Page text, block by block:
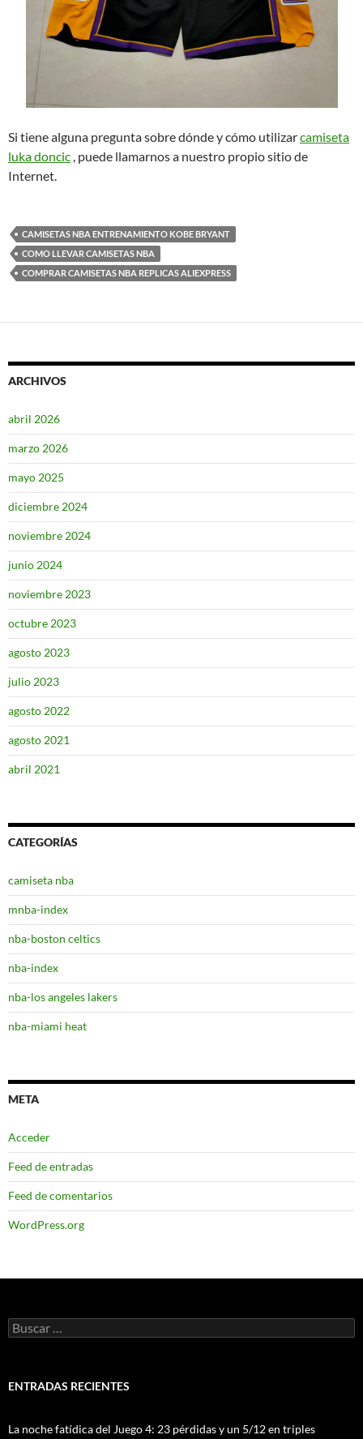
Si tiene alguna pregunta sobre dónde y cómo utilizarcamiseta
luka doncic , puede llamarnos a nuestro propio sitio de
Internet.
CAMISETAS NBA ENTRENAMIENTO KOBE BRYANT
COMO LLEVAR CAMISETAS NBA
COMPRAR CAMISETAS NBA REPLICAS ALIEXPRESS
ARCHIVOS
abril 2026
marzo 2026
mayo 2025
diciembre 2024
noviembre 2024
junio 2024
noviembre 2023
octubre 2023
agosto 2023
julio 2023
agosto 2022
agosto 2021
abril 2021
CATEGORÍAS
camiseta nba
mnba-index
nba-boston celtics
nba-index
nba-los angeles lakers
nba-miami heat
META
Acceder
Feed de entradas
Feed de comentarios
WordPress.org
Buscar:
ENTRADAS RECIENTES
La noche fatídica del Juego 4: 23 pérdidas y un 5/12 en triples